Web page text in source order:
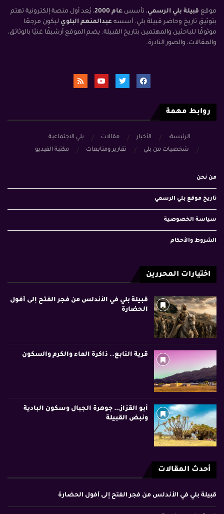
موقع قبيلة بلي الرسمي، تأسس عام 2000
، يُعد أول منصة إلكترونية تهتم
بتوثيق تاريخ وحاضر قبيلة بلي. أسسه عبدالمنعم البلوي ليكون مرجعًا
موثوقًا للباحثين والمهتمين بتاريخ القبيلة. يضم الموقع أرشيفًا غنيًا بالوثائق،
والمقالات، والصور النادرة.
روابط مهمة
الرئيسة: الأخبار مقالات
بلي الاجتماعية
شخصيات من بلي
تقارير ومتابعات مكتبة الفيديو
من نحن
تاريخ موقع بلي الرسمي
سياسة الخصوصية
الشروط والأحكام
اختيارات المحررين
قبيلة بلي في الأندلس من فجر الفتح إلى أفول
الحضارة
قرية النابع.. ذاكرة الماء والكرم والسكون
أبو القزاز… جوهرة الجبال وسكون البادية
ونبض القبيلة
أحدث المقالات
قبيلة بلي في الأندلس من فجر الفتح إلى أفول الحضارة